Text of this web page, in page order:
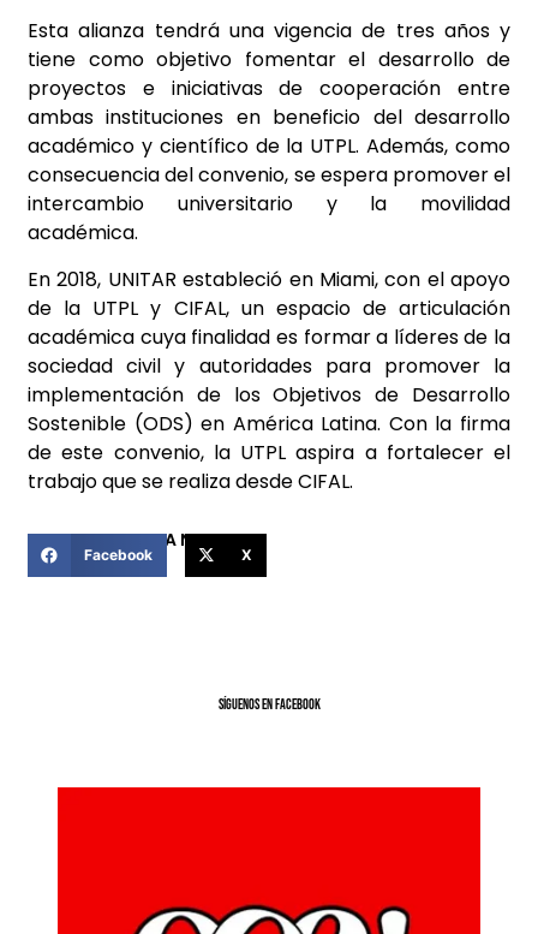
Esta alianza tendrá una vigencia de tres años y
tiene como objetivo fomentar el desarrollo de
proyectos e iniciativas de cooperación entre
ambas instituciones en beneficio del desarrollo
académico y científico de la UTPL. Además, como
consecuencia del convenio, se espera promover el
intercambio universitario y la movilidad
académica.
En 2018, UNITAR estableció en Miami, con el apoyo
de la UTPL y CIFAL, un espacio de articulación
académica cuya finalidad es formar a líderes de la
sociedad civil y autoridades para promover la
implementación de los Objetivos de Desarrollo
Sostenible (ODS) en América Latina. Con la firma
de este convenio, la UTPL aspira a fortalecer el
trabajo que se realiza desde CIFAL.
COMPARTIR ESTA NOTICIA
Facebook X
SíGUENOS EN FACEBOOK